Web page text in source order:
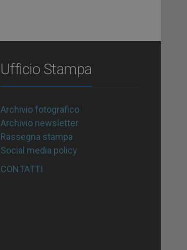
Ufficio Stampa
Archivio fotografico
Archivio newsletter
Rassegna stampa
Social media policy
CONTATTI